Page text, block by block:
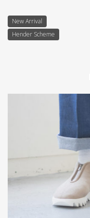
New Arrival
Hender Scheme